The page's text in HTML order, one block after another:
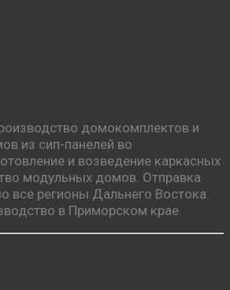
домокомплектов и
из сип-панелей во
и возведение каркасных
модульных домов. Отправка
все регионы Дальнего Востока.
в Приморском крае.